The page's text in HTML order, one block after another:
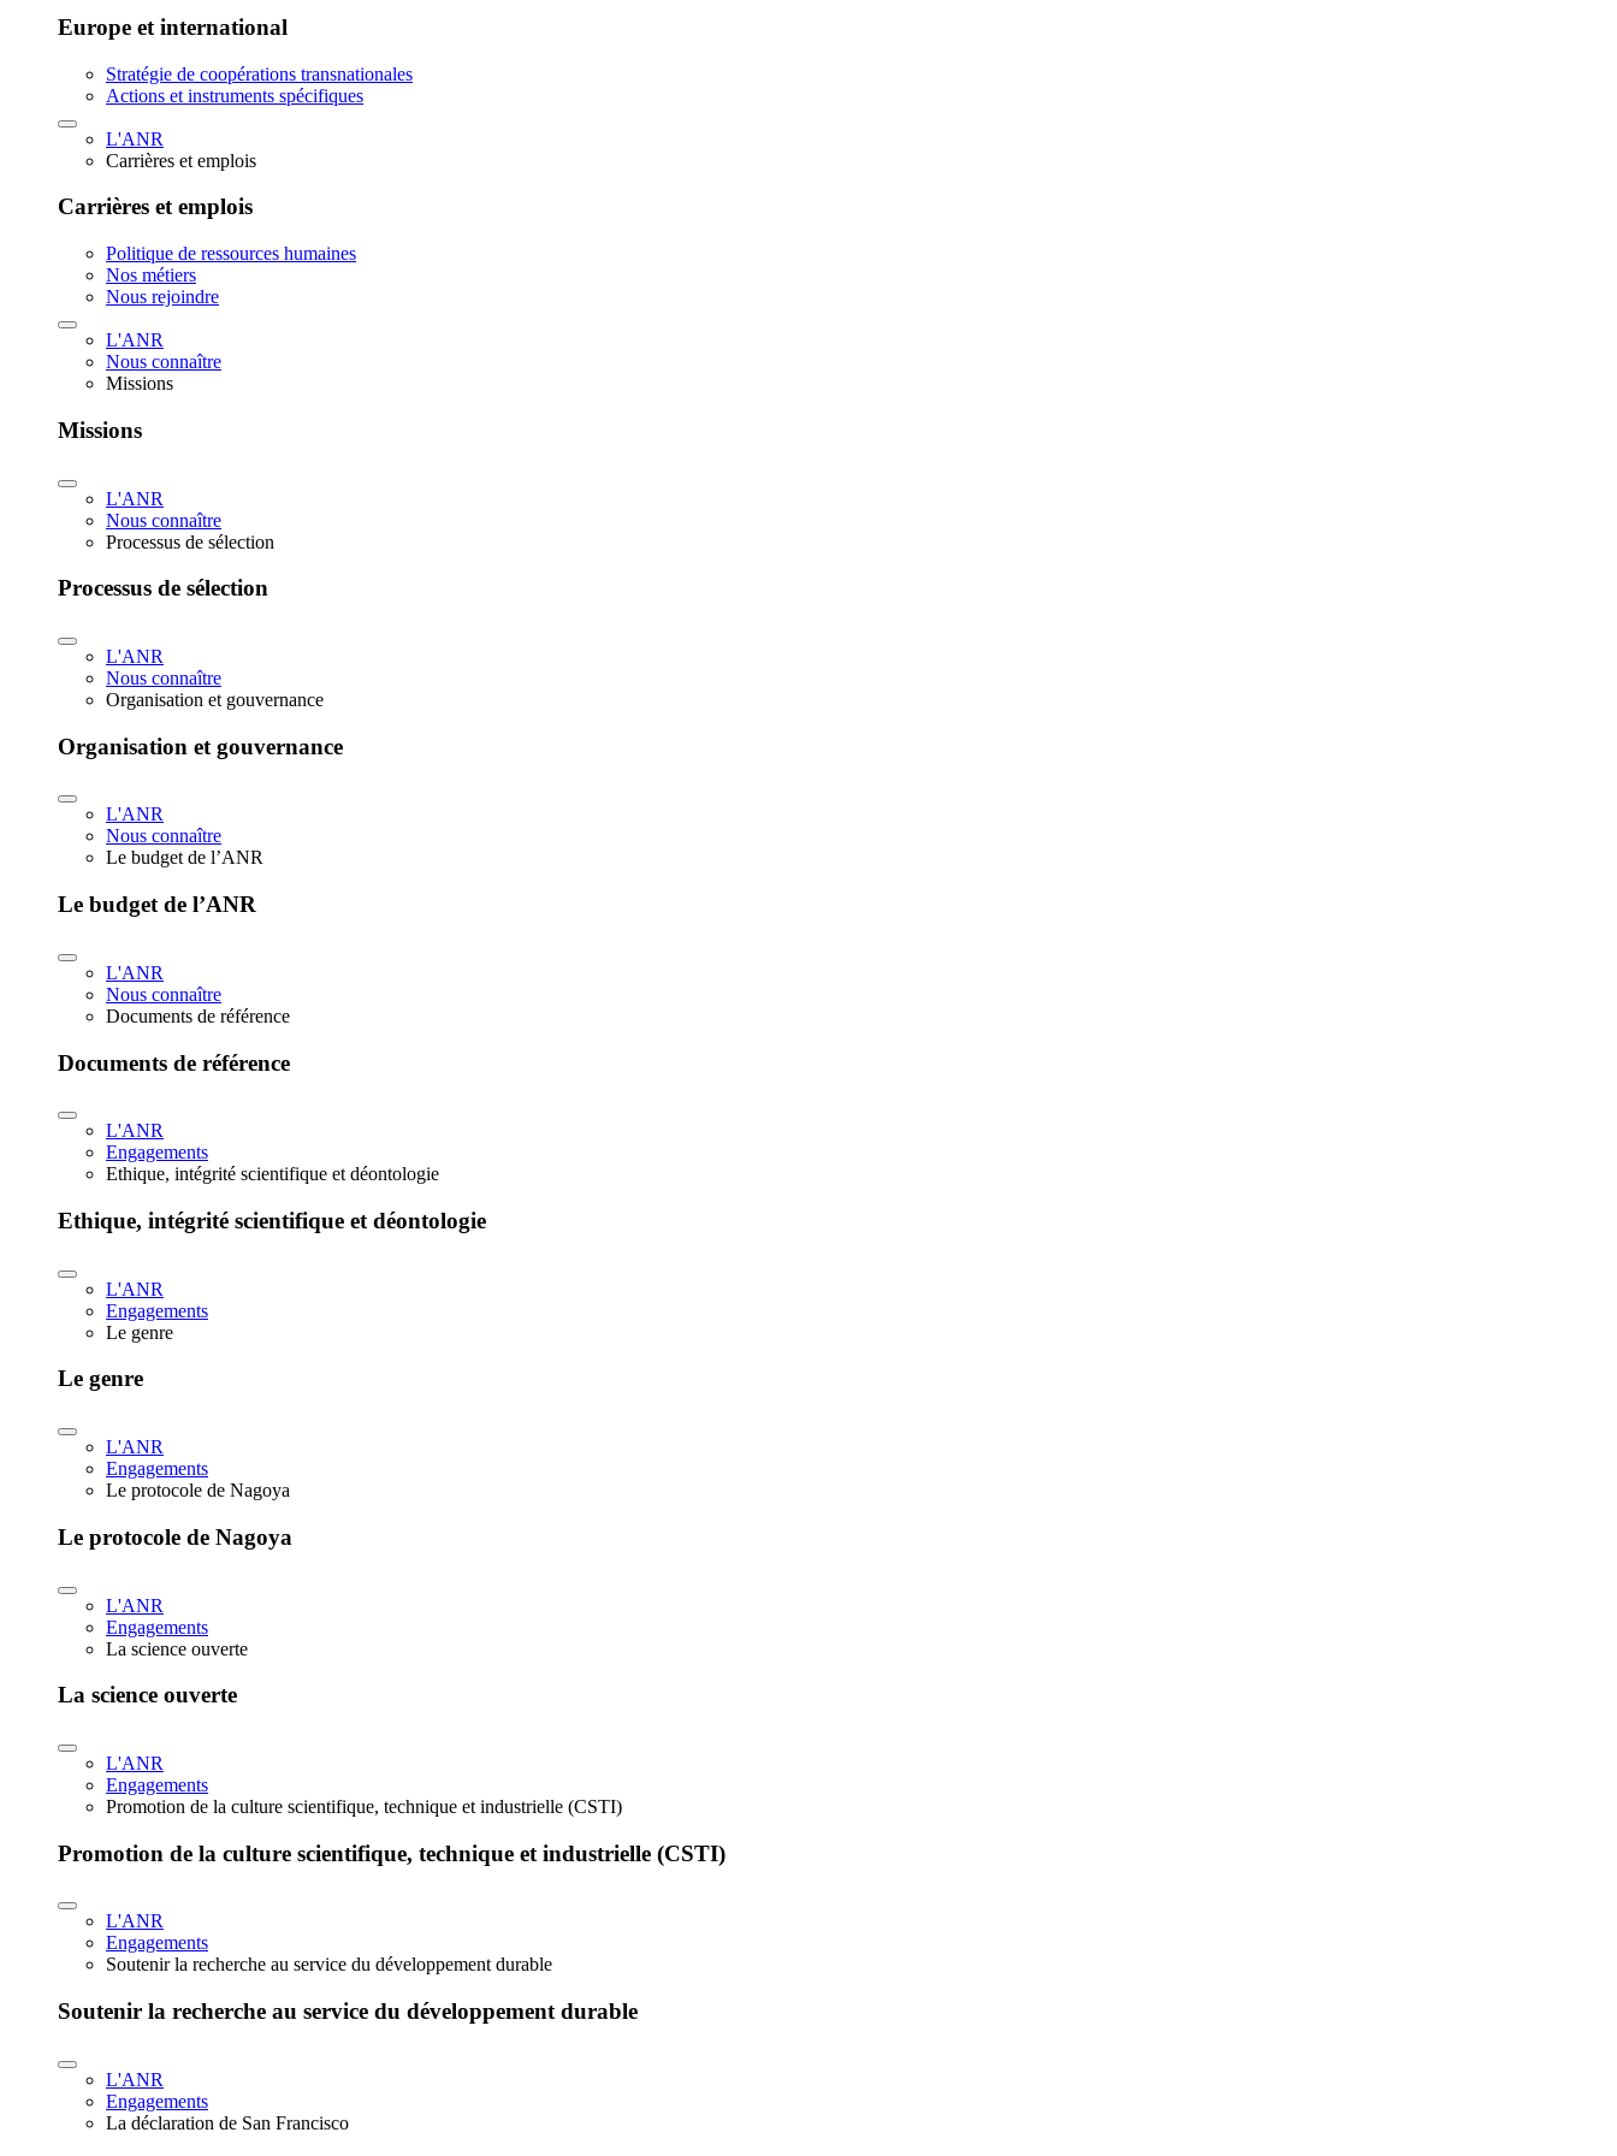
Europe et international
Stratégie de coopérations transnationales
Actions et instruments spécifiques
L'ANR
Carrières et emplois
Carrières et emplois
Politique de ressources humaines
Nos métiers
Nous rejoindre
L'ANR
Nous connaître
Missions
Missions
L'ANR
Nous connaître
Processus de sélection
Processus de sélection
L'ANR
Nous connaître
Organisation et gouvernance
Organisation et gouvernance
L'ANR
Nous connaître
Le budget de l’ANR
Le budget de l’ANR
L'ANR
Nous connaître
Documents de référence
Documents de référence
L'ANR
Engagements
Ethique, intégrité scientifique et déontologie
Ethique, intégrité scientifique et déontologie
L'ANR
Engagements
Le genre
Le genre
L'ANR
Engagements
Le protocole de Nagoya
Le protocole de Nagoya
L'ANR
Engagements
La science ouverte
La science ouverte
L'ANR
Engagements
Promotion de la culture scientifique, technique et industrielle (CSTI)
Promotion de la culture scientifique, technique et industrielle (CSTI)
L'ANR
Engagements
Soutenir la recherche au service du développement durable
Soutenir la recherche au service du développement durable
L'ANR
Engagements
La déclaration de San Francisco